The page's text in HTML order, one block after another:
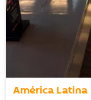
América Latina